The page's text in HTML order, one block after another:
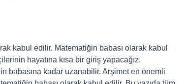
kabul edilir. Matematiğin babası olarak kabul
hayatına kısa bir giriş yapacağız.
babasına kadar uzanabilir. Arşimet en önemli